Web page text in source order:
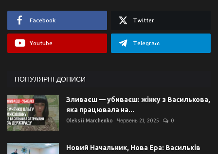
Facebook Twitter
Youtube Telegram
ПОПУЛЯРНІ ДОПИСИ
Зливаєш — убиваєш: жінку з Василькова,
яка працювала на...
Oleksii Marchenko Червень 21, 2025 0
Новий Начальник, Нова Ера: Васильків